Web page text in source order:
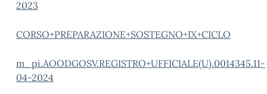
2023
CORSO+PREPARAZIONE+SOSTEGNO+IX+CICLO
m_pi.AOODGOSV.REGISTRO+UFFICIALE(U).0014345.11-
04-2024